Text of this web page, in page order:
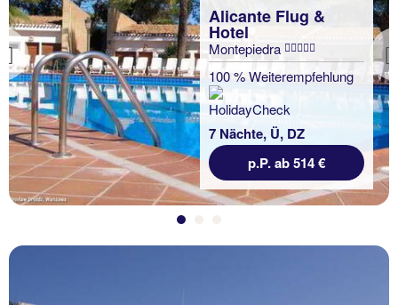
Previous
Alicante Flug &
Hotel
Montepiedra
100 % Weiterempfehlung
7 Nächte, Ü, DZ
p.P. ab 514 €